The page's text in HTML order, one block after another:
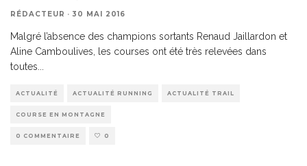
RÉDACTEUR · 30 MAI 2016
Malgré l’absence des champions sortants Renaud Jaillardon et
Aline Camboulives, les courses ont été très relevées dans
toutes
ACTUALITÉ ACTUALITÉ RUNNING ACTUALITÉ TRAIL
COURSE EN MONTAGNE
0 COMMENTAIRE 0